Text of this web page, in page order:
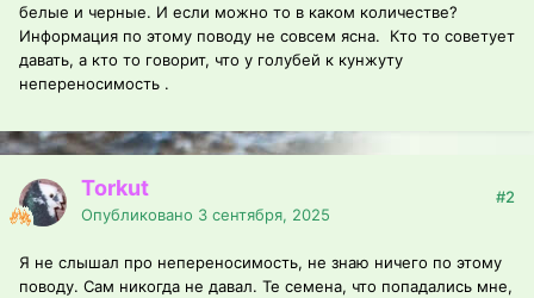
белые и черные. И если можно то в каком количестве?
Информация по этому поводу не совсем ясна. Кто то советует
давать, а кто то говорит, что у голубей к кунжуту
непереносимость .
Torkut
Опубликовано 3 сентября, 2025
#2
Я не слышал про непереносимость, не знаю ничего по этому
поводу. Сам никогда не давал. Те семена, что попадались мне,